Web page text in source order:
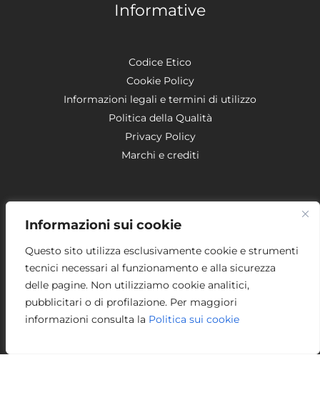
Informazioni sui cookie
Questo sito utilizza esclusivamente cookie e strumenti
tecnici necessari al funzionamento e alla sicurezza
delle pagine. Non utilizziamo cookie analitici,
pubblicitari o di profilazione. Per maggiori
informazioni consulta la Politica sui cookie
Informative
Codice Etico
Cookie Policy
Informazioni legali e termini di utilizzo
Politica della Qualità
Privacy Policy
Marchi e crediti
Guide e FAQ
Guida al Modello 231
FAQ Modello 231
Guida all'organizzazione aziendale
Guida all'introduzione dell'AI in azienda